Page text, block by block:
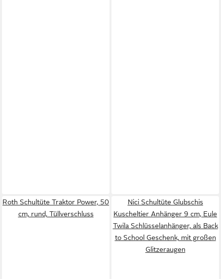
Roth Schultüte Traktor Power, 50
cm, rund, Tüllverschluss
Nici Schultüte Glubschis
Kuscheltier Anhänger 9 cm, Eule
Twila Schlüsselanhänger, als Back
to School Geschenk, mit großen
Glitzeraugen